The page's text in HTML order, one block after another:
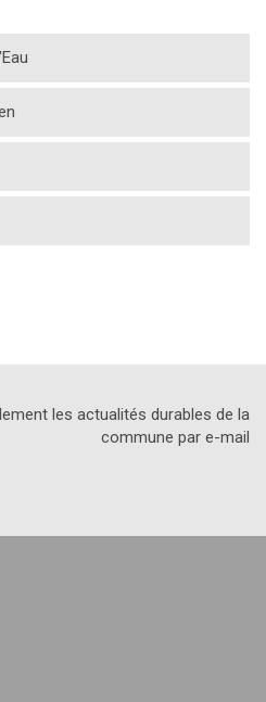
les actualités durables de la
commune par e-mail